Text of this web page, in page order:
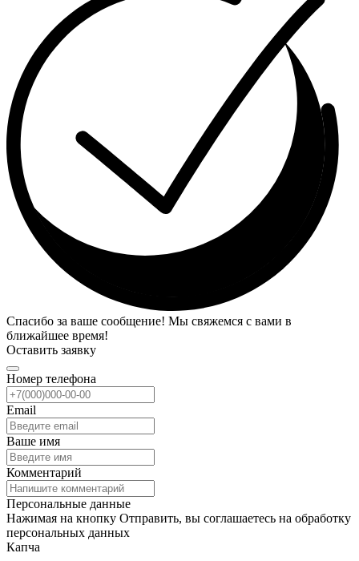
Спасибо за ваше сообщение! Мы свяжемся с вами в
ближайшее время!
Оставить заявку
Номер телефона
Email
Ваше имя
Комментарий
Персональные данные
Нажимая на кнопку Отправить, вы соглашаетесь на обработку
персональных данных
Капча